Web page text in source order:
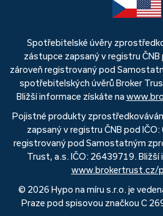
Spotřebitelské úvěry
zástupce zapsaný v registru
zároveň registrovaný pod
spotřebitelských úvěrů Broker
Bližší informace získáte na
Pojistné produkty
zapsaný v registru ČNB pod
registrovaný pod Samostatným
Trust, a.s. IČO: 26439719.
www.brokertrust.cz/
© 2026 Hypo na míru s.r.o. je
Praze pod spisovou značkou C